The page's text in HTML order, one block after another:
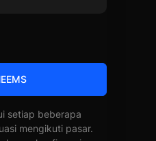
setiap beberapa
mengikuti pasar.